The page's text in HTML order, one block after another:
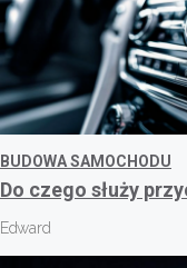
BUDOWA SAMOCHODU
Do czego służy
Edward